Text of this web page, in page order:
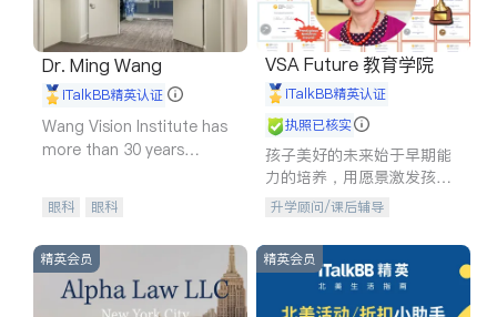
Dr. Ming Wang
iTalkBB精英认证
Wang Vision Institute has
more than 30 years
眼科 眼科
VSA Future 教育学院
iTalkBB精英认证
执照已核实
孩子美好的未来始于早期能
力的培养，用愿景激发孩子
的学习潜力和动力。理念：
拥有成长型心态是成功的基
石。
升学顾问/课后辅导
精英会员 精英会员